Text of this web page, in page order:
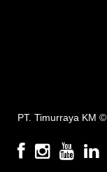
PT. Timurraya KM ©